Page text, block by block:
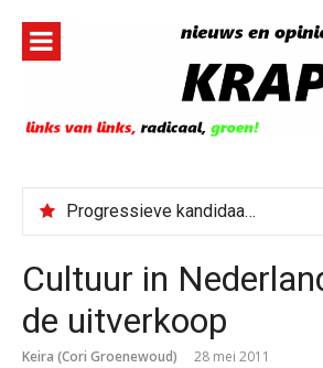
inhoud
Progressieve kandidaat El-Sayed senaatskandidaat Michigan
Cultuur in
de uitverkoop
Keira (Cori Groenewoud) 28 mei 2011